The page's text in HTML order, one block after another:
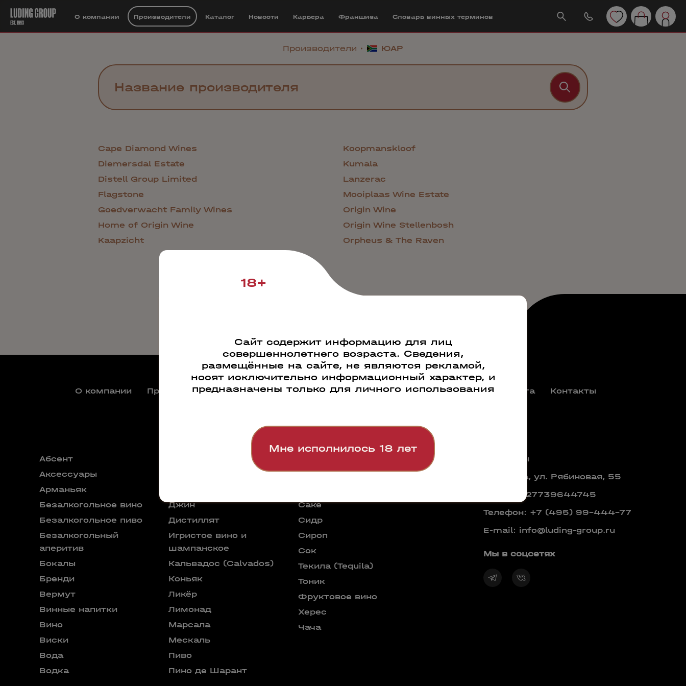
О компании Производители Каталог Новости Карьера Франшиза Cловарь винных терминов
Производители ЮАР
Cape Diamond Wines
Diemersdal Estate
Distell Group Limited
Flagstone
Goedverwacht Family Wines
Home of Origin Wine
Kaapzicht
Koopmanskloof
Kumala
Lanzerac
Mooiplaas Wine Estate
Origin Wine
Origin Wine Stellenbosh
Orpheus & The Raven
О компании Производители Каталог Новости Гарантия качества Покупка и оплата
Контакты
Абсент
Аксессуары
Арманьяк
Безалкогольное вино
Безалкогольное пиво
Безалкогольный
аперитив
Бокалы
Бренди
Вермут
Винные напитки
Вино
Виски
Вода
Водка
Джин
Дистиллят
Игристое вино и
шампанское
Кальвадос (Calvados)
Коньяк
Ликёр
Лимонад
Марсала
Мескаль
Пиво
Пино де Шарант
Портвейн
Саке
Сидр
Сироп
Сок
Текила (Tequila)
Тоник
Фруктовое вино
Херес
Чача
Контакты
г. Москва, ул. Рябиновая, 55
ОГРН: 1027739644745
Телефон: +7 (495) 99-444-77
E-mail: info@luding-group.ru
Мы в соцсетях
18+
Сайт содержит информацию для лиц
совершеннолетнего возраста. Сведения,
размещённые на сайте, не являются рекламой,
носят исключительно информационный характер, и
предназначены только для личного использования
Мне исполнилось 18 лет